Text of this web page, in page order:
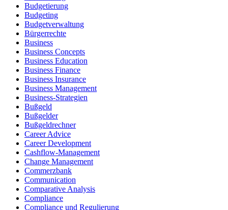
Budgetierung
Budgeting
Budgetverwaltung
Bürgerrechte
Business
Business Concepts
Business Education
Business Finance
Business Insurance
Business Management
Business-Strategien
Bußgeld
Bußgelder
Bußgeldrechner
Career Advice
Career Development
Cashflow-Management
Change Management
Commerzbank
Communication
Comparative Analysis
Compliance
Compliance und Regulierung